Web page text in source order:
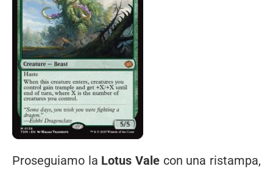
Proseguiamo la Lotus Vale con una ristampa,